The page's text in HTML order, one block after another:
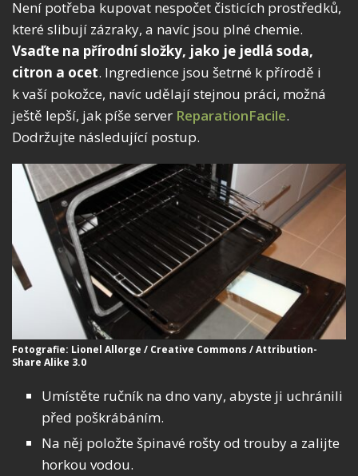
Není potřeba kupovat nespočet čisticích prostředků,
které slibují zázraky, a navíc jsou plné chemie.
Vsaďte na přírodní složky, jako je jedlá soda,
citron a ocet. Ingredience jsou šetrné k přírodě i
k vaší pokožce, navíc udělají stejnou práci, možná
ještě lepší, jak píše server ReparationFacile.
Dodržujte následující postup.
Fotografie: Lionel Allorge / Creative Commons / Attribution-
Share Alike 3.0
Umístěte ručník na dno vany, abyste ji uchránili
před poškrábáním.
Na něj položte špinavé rošty od trouby a zalijte
horkou vodou.